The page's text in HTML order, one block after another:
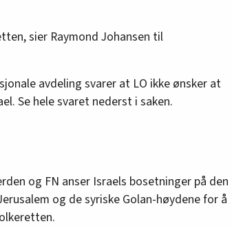
sier Raymond Johansen til
avdeling svarer at LO ikke ønsker at
Se hele svaret nederst i saken.
og FN anser Israels bosetninger på den
og de syriske Golan-høydene for å